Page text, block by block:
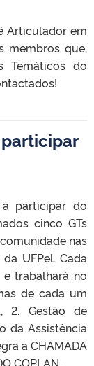
Articulador em
membros que,
Temáticos do
participar do
cinco GTs
nas
UFPel. Cada
trabalhará no
de cada um
2. Gestão de
da Assistência
a CHAMADA
COPLAN.